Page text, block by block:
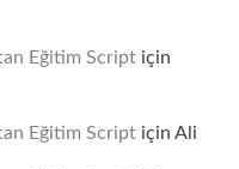
Eğitim Scriptiçin
Eğitim Scriptiçin Ali